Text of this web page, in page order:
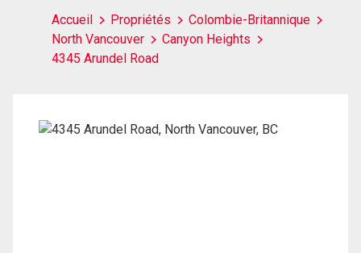
Accueil Propriétés
Colombie-Britannique
North Vancouver
Canyon Heights
4345 Arundel Road